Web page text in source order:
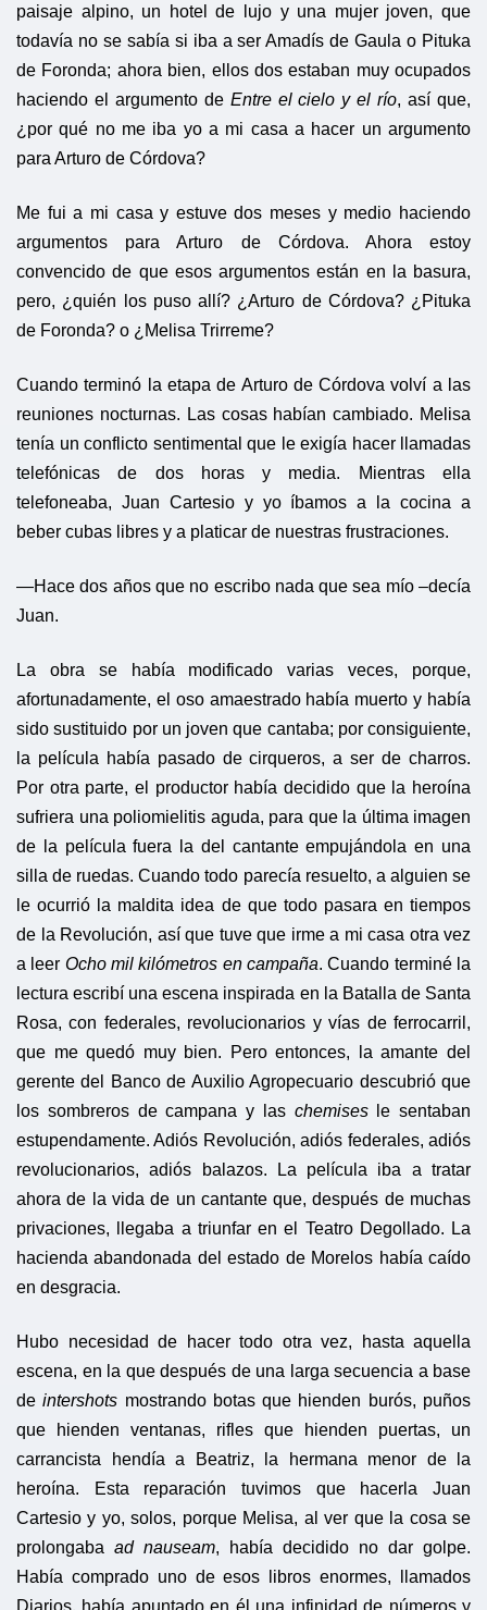
paisaje alpino, un hotel de lujo y una mujer joven, que
todavía no se sabía si iba a ser Amadís de Gaula o Pituka
de Foronda; ahora bien, ellos dos estaban muy ocupados
haciendo el argumento de Entre el cielo y el río, así que,
¿por qué no me iba yo a mi casa a hacer un argumento
para Arturo de Córdova?
Me fui a mi casa y estuve dos meses y medio haciendo
argumentos para Arturo de Córdova. Ahora estoy
convencido de que esos argumentos están en la basura,
pero, ¿quién los puso allí? ¿Arturo de Córdova? ¿Pituka
de Foronda? o ¿Melisa Trirreme?
Cuando terminó la etapa de Arturo de Córdova volví a las
reuniones nocturnas. Las cosas habían cambiado. Melisa
tenía un conflicto sentimental que le exigía hacer llamadas
telefónicas de dos horas y media. Mientras ella
telefoneaba, Juan Cartesio y yo íbamos a la cocina a
beber cubas libres y a platicar de nuestras frustraciones.
—Hace dos años que no escribo nada que sea mío –decía
Juan.
La obra se había modificado varias veces, porque,
afortunadamente, el oso amaestrado había muerto y había
sido sustituido por un joven que cantaba; por consiguiente,
la película había pasado de cirqueros, a ser de charros.
Por otra parte, el productor había decidido que la heroína
sufriera una poliomielitis aguda, para que la última imagen
de la película fuera la del cantante empujándola en una
silla de ruedas. Cuando todo parecía resuelto, a alguien se
le ocurrió la maldita idea de que todo pasara en tiempos
de la Revolución, así que tuve que irme a mi casa otra vez
a leer Ocho mil kilómetros en campaña. Cuando terminé la
lectura escribí una escena inspirada en la Batalla de Santa
Rosa, con federales, revolucionarios y vías de ferrocarril,
que me quedó muy bien. Pero entonces, la amante del
gerente del Banco de Auxilio Agropecuario descubrió que
los sombreros de campana y las chemisesle sentaban
estupendamente. Adiós Revolución, adiós federales, adiós
revolucionarios, adiós balazos. La película iba a tratar
ahora de la vida de un cantante que, después de muchas
privaciones, llegaba a triunfar en el Teatro Degollado. La
hacienda abandonada del estado de Morelos había caído
en desgracia.
Hubo necesidad de hacer todo otra vez, hasta aquella
escena, en la que después de una larga secuencia a base
deintershots mostrando botas que hienden burós, puños
que hienden ventanas, rifles que hienden puertas, un
carrancista hendía a Beatriz, la hermana menor de la
heroína. Esta reparación tuvimos que hacerla Juan
Cartesio y yo, solos, porque Melisa, al ver que la cosa se
prolongaba ad nauseam, había decidido no dar golpe.
Había comprado uno de esos libros enormes, llamados
Diarios, había apuntado en él una infinidad de números y